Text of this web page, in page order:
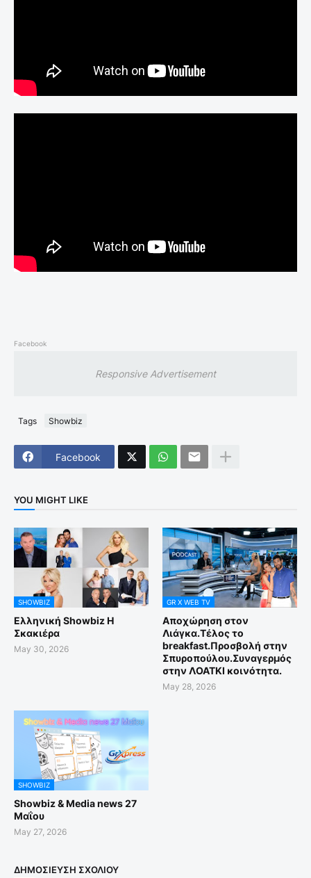
Facebook
Responsive Advertisement
Tags Showbiz
Facebook
YOU MIGHT LIKE
SHOWBIZ
Ελληνική Showbiz Η
Σκακιέρα
May 30, 2026
GR X WEB TV
Αποχώρηση στον
Λιάγκα.Τέλος το
breakfast.Προσβολή στην
Σπυροπούλου.Συναγερμός
στην ΛΟΑΤΚΙ κοινότητα.
May 28, 2026
SHOWBIZ
Showbiz & Media news 27
Μαΐου
May 27, 2026
ΔΗΜΟΣΊΕΥΣΗ ΣΧΟΛΊΟΥ